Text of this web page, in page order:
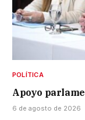
POLÍTICA
Apoyo
6 de agosto de 2026